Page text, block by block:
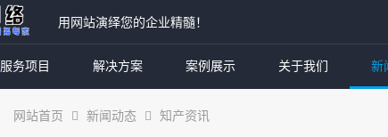
用网站演绎您的企业精髓！
服务项目 解决方案 案例展示 关于我们 新
网站首页 新闻动态 知产资讯